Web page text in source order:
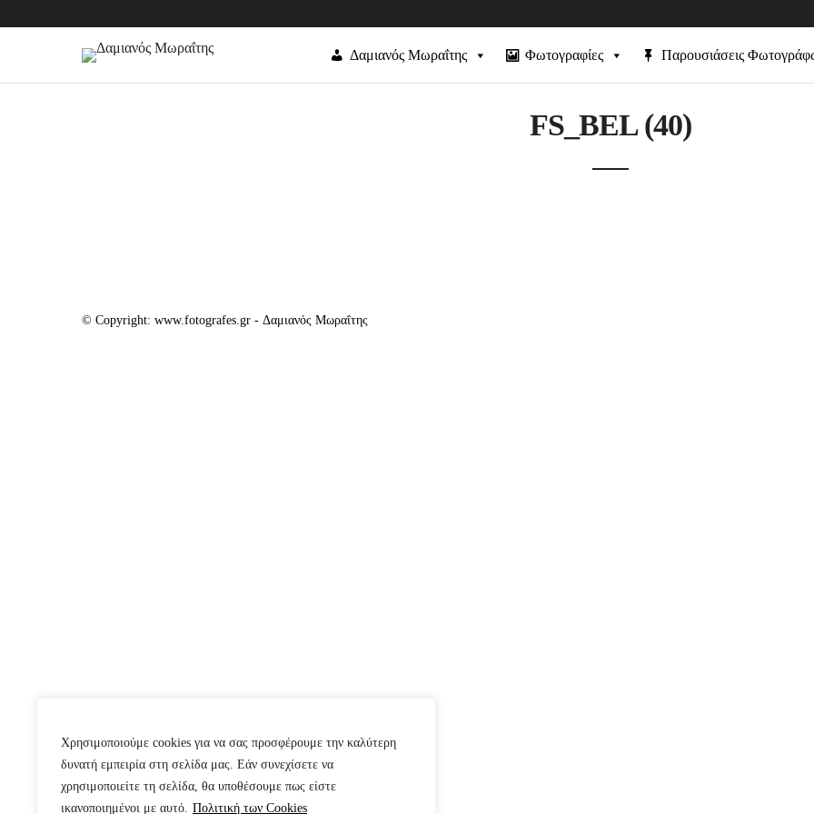
Χρησιμοποιούμε cookies για να σας προσφέρουμε την καλύτερη
δυνατή εμπειρία στη σελίδα μας. Εάν συνεχίσετε να
χρησιμοποιείτε τη σελίδα, θα υποθέσουμε πως είστε
ικανοποιημένοι με αυτό. Πολιτική των Cookies
Δαμιανός Μωραΐτης Φωτογραφίες Παρουσιάσεις
FS_BEL (40)
© Copyright: www.fotografes.gr - Δαμιανός Μωραΐτης